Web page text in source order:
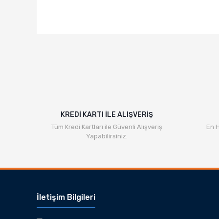
KREDİ KARTI İLE ALIŞVERİŞ
Tüm Kredi Kartları ile Güvenli Alışveriş
Yapabilirsiniz.
En
İletişim Bilgileri